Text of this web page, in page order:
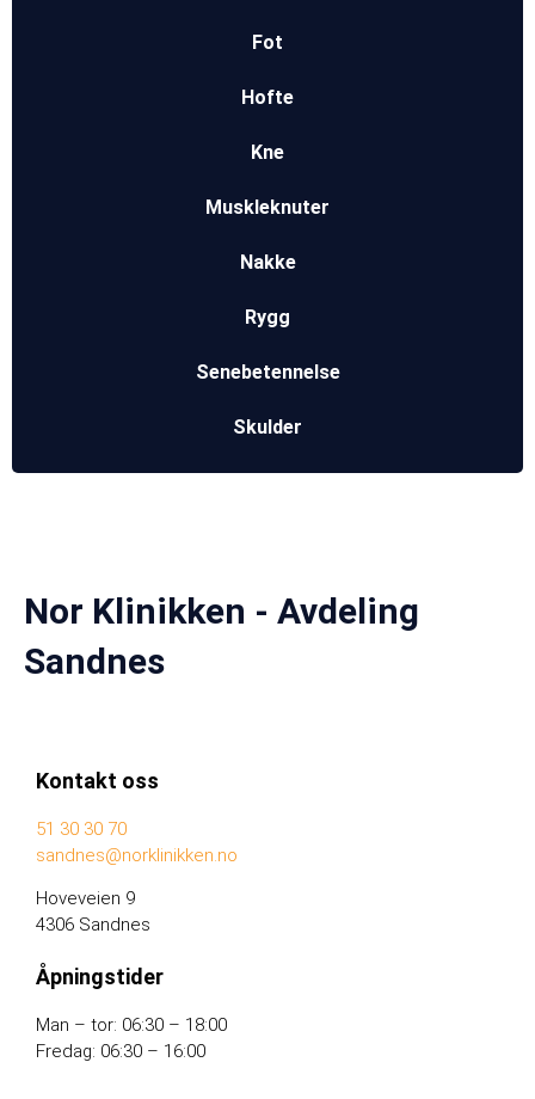
Fot
Hofte
Kne
Muskleknuter
Nakke
Rygg
Senebetennelse
Skulder
Nor Klinikken - Avdeling
Sandnes
Kontakt oss
51 30 30 70
sandnes@norklinikken.no
Hoveveien 9
4306 Sandnes
Åpningstider
Man – tor: 06:30 – 18:00
Fredag: 06:30 – 16:00